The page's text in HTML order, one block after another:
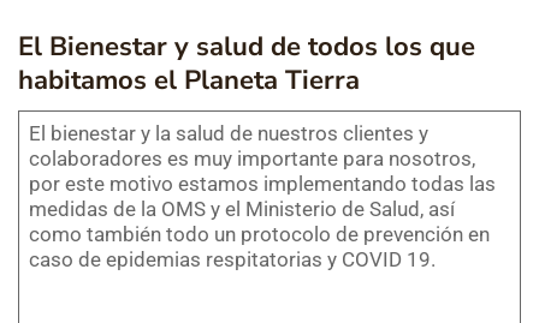
El Bienestar y salud de todos los que
habitamos el Planeta Tierra
El bienestar y la salud de nuestros clientes y
colaboradores es muy importante para nosotros,
por este motivo estamos implementando todas las
medidas de la OMS y el Ministerio de Salud, así
como también todo un protocolo de prevención en
caso de epidemias respitatorias y COVID 19.